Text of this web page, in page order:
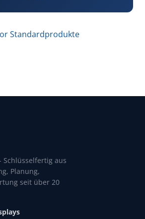
Standardprodukte
Schlüsselfertig aus
Planung,
seit über 20